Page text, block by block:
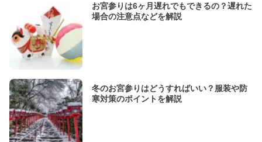
お宮参りは6ヶ月遅れでもできるの？遅れた
場合の注意点などを解説
冬のお宮参りはどうすればいい？服装や防
寒対策のポイントを解説